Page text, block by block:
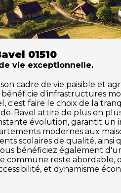
01510
vie exceptionnelle.
cadre de vie paisible et
d'infrastructures
c'est faire le choix de la
Bavel attire de plus en
évolution, garantit un
modernes aux
scolaires de qualité,
bénéficiez également
commune reste
et dynamisme